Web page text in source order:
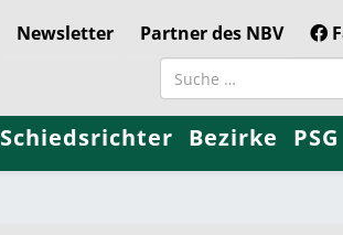
Newsletter Partner des NBV
Suchbegriff
Schiedsrichter Bezirke PSG